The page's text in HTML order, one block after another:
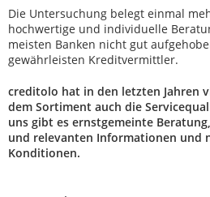
Die Untersuchung belegt einmal
hochwertige und individuelle
meisten Banken nicht gut
gewährleisten Kreditvermittler.
creditolo hat in den letzten Jahren
dem Sortiment auch die
uns gibt es ernstgemeinte
und relevanten Informationen und
Konditionen.